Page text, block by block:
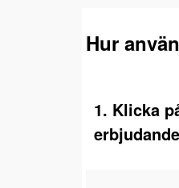
Hur
1. Klicka